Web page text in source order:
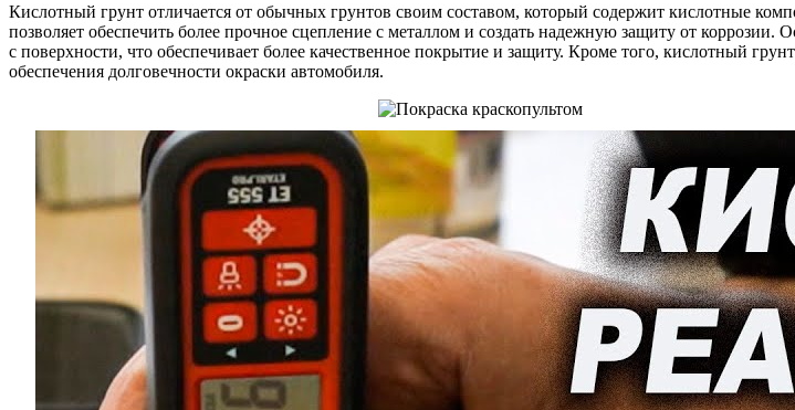
Кислотный грунт отличается от обычных грунтов своим составом, который содержит кислотные
позволяет обеспечить более прочное сцепление с металлом и создать надежную защиту от коррозии.
с поверхности, что обеспечивает более качественное покрытие и защиту. Кроме того, кислотный
обеспечения долговечности окраски автомобиля.